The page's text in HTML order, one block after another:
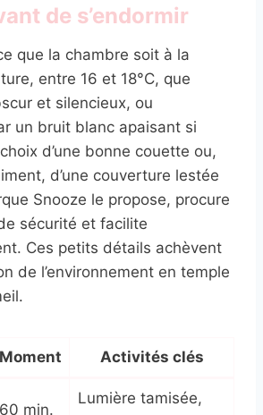
de s’endormir
que la chambre soit à la
entre 16 et 18°C, que
et silencieux, ou
un bruit blanc apaisant si
d’une bonne couette ou,
d’une couverture lestée
Snooze le propose, procure
sécurité et facilite
Ces petits détails achèvent
de l’environnement en temple
Moment Activités clés
60 min.
Lumière tamisée,